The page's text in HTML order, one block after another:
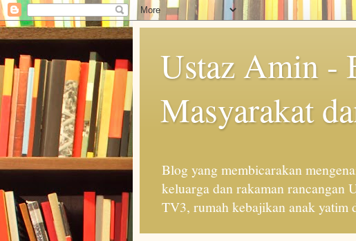
Ustaz Amin -
Masyarakat
Blog yang membicarakan
keluarga dan rakaman
TV3, rumah kebajikan anak yatim